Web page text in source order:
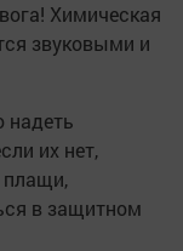
Химическая
звуковыми и
надеть
их нет,
плащи,
в защитном